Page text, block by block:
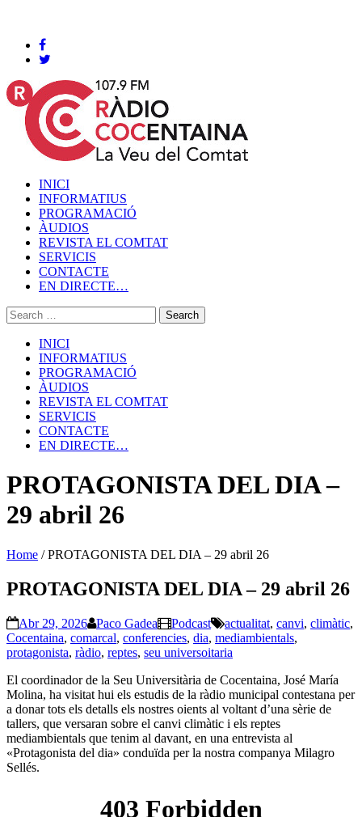
INICI
INFORMATIUS
PROGRAMACIÓ
ÀUDIOS
REVISTA EL COMTAT
SERVICIS
CONTACTE
EN DIRECTE…
INICI
INFORMATIUS
PROGRAMACIÓ
ÀUDIOS
REVISTA EL COMTAT
SERVICIS
CONTACTE
EN DIRECTE…
PROTAGONISTA DEL DIA –
29 abril 26
Home /PROTAGONISTA DEL DIA – 29 abril 26
PROTAGONISTA DEL DIA – 29 abril 26
Abr 29, 2026 Paco Gadea Podcast actualitat, canvi, climàtic,
Cocentaina, comarcal, conferencies, dia, mediambientals,
protagonista, ràdio, reptes, seu universoitaria
El coordinador de la Seu Universitària de Cocentaina, José María
Molina, ha visitat hui els estudis de la ràdio municipal contestana per
a donar tots els detalls els nostres oients al voltant d’una sèrie de
tallers, que versaran sobre el canvi climàtic i els reptes
mediambientals que tenim al davant, en una entrevista al
«Protagonista del dia» conduïda per la nostra companya Milagro
Sellés.